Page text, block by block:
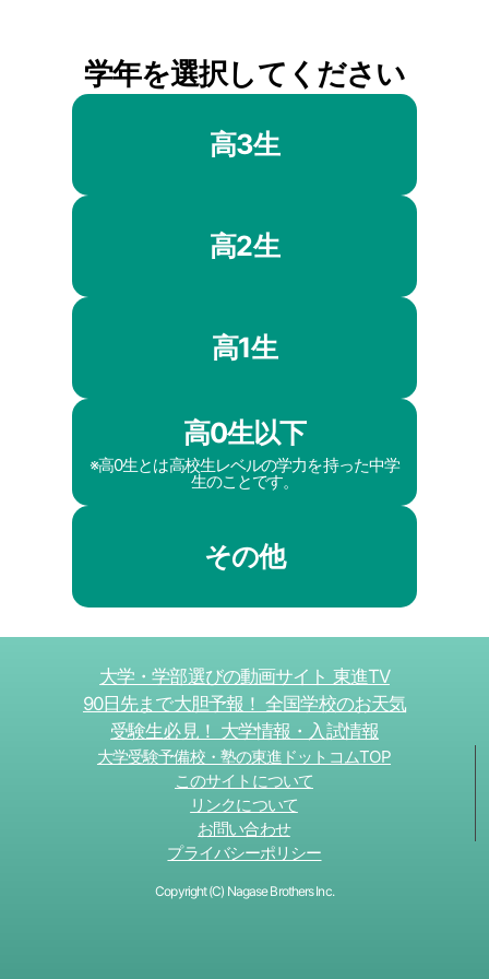
学年を選択してください
高3生
高2生
高1生
高0生以下
※高0生とは高校生レベルの学力を持った中学
生のことです。
その他
大学・学部選びの動画サイト 東進TV
90日先まで大胆予報！ 全国学校のお天気
受験生必見！ 大学情報・入試情報
大学受験予備校・塾の東進ドットコムTOP
このサイトについて
リンクについて
お問い合わせ
プライバシーポリシー
Copyright (C) Nagase Brothers Inc.